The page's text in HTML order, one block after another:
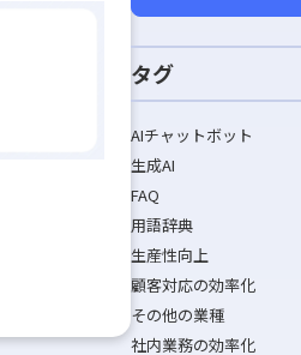
タグ
AIチャットボット
生成AI
FAQ
用語辞典
生産性向上
顧客対応の効率化
その他の業種
社内業務の効率化